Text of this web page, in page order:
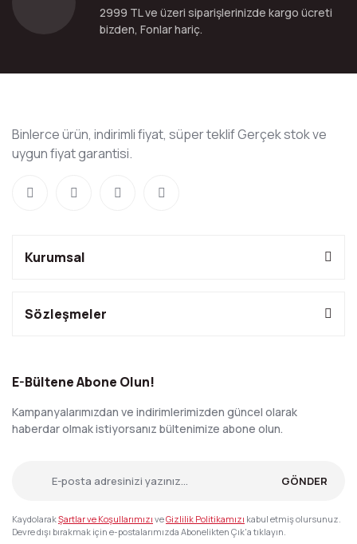
2999 TL ve üzeri siparişlerinizde kargo ücreti
bizden, Fonlar hariç.
Binlerce ürün, indirimli fiyat, süper teklif Gerçek stok ve
uygun fiyat garantisi.
Kurumsal
Sözleşmeler
E-Bültene Abone Olun!
Kampanyalarımızdan ve indirimlerimizden güncel olarak
haberdar olmak istiyorsanız bültenimize abone olun.
GÖNDER
KaydolarakŞartlar ve Koşullarımızı veGizlilik Politikamızı kabul etmiş olursunuz.
Devre dışı bırakmak için e-postalarımızda Abonelikten Çık'a tıklayın.